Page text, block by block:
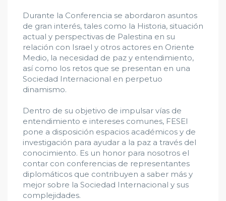
Durante la Conferencia se abordaron asuntos
de gran interés, tales como la Historia, situación
actual y perspectivas de Palestina en su
relación con Israel y otros actores en Oriente
Medio, la necesidad de paz y entendimiento,
así como los retos que se presentan en una
Sociedad Internacional en perpetuo
dinamismo.
Dentro de su objetivo de impulsar vías de
entendimiento e intereses comunes, FESEI
pone a disposición espacios académicos y de
investigación para ayudar a la paz a través del
conocimiento. Es un honor para nosotros el
contar con conferencias de representantes
diplomáticos que contribuyen a saber más y
mejor sobre la Sociedad Internacional y sus
complejidades.